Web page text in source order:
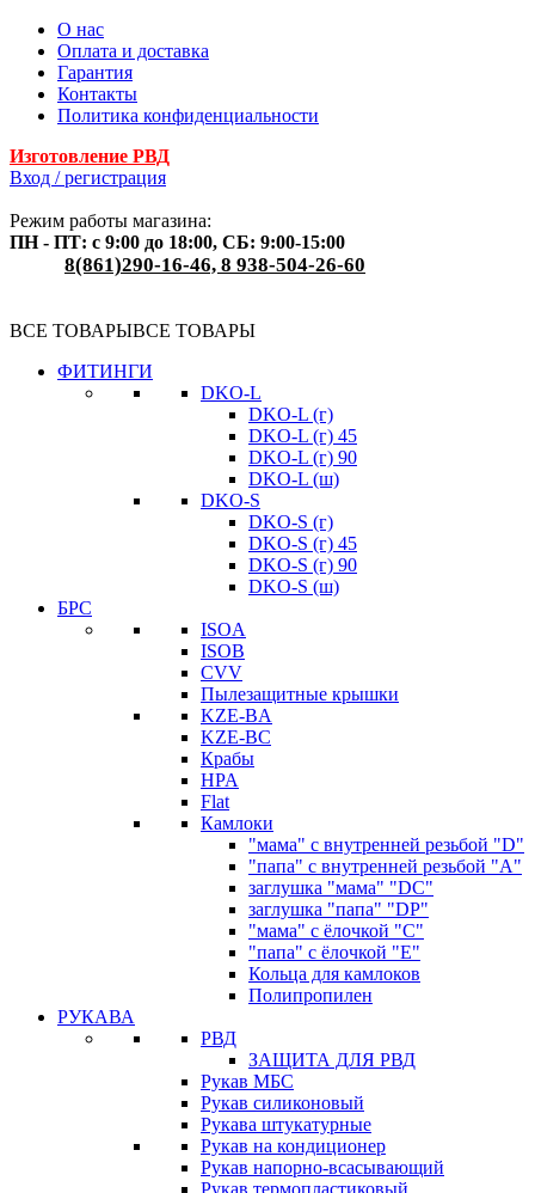
О нас
Оплата и доставка
Гарантия
Контакты
Политика конфиденциальности
Изготовление РВД
Вход / регистрация
Режим работы магазина:
ПН - ПТ: с 9:00 до 18:00, СБ: 9:00-15:00
8(861)290-16-46, 8 938-504-26-60
ВСЕ ТОВАРЫВСЕ ТОВАРЫ
ФИТИНГИ
DKO-L
DKO-L (г)
DKO-L (г) 45
DKO-L (г) 90
DKO-L (ш)
DKO-S
DKO-S (г)
DKO-S (г) 45
DKO-S (г) 90
DKO-S (ш)
БРС
ISOA
ISOB
CVV
Пылезащитные крышки
KZE-BA
KZE-BС
Крабы
HPA
Flat
Камлоки
"мама" с внутренней резьбой "D"
"папа" с внутренней резьбой "A"
заглушка "мама" "DC"
заглушка "папа" "DP"
"мама" с ёлочкой "C"
"папа" с ёлочкой "E"
Кольца для камлоков
Полипропилен
РУКАВА
РВД
ЗАЩИТА ДЛЯ РВД
Рукав МБС
Рукав силиконовый
Рукава штукатурные
Рукав на кондиционер
Рукав напорно-всасывающий
Рукав термопластиковый